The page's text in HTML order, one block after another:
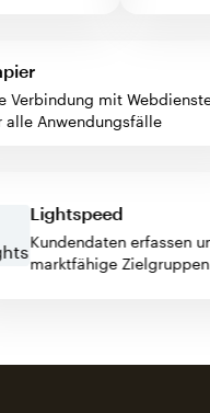
mit Webdiensten
Anwendungsfälle
Lightspeed
Kundendaten
marktfähige